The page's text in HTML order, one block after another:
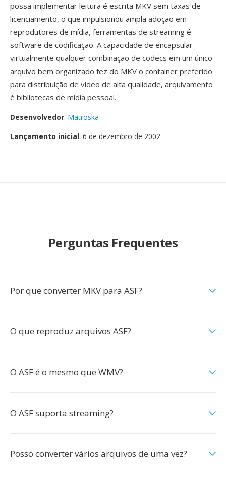
possa implementar leitura é escrita MKV sem taxas de
licenciamento, o que impulsionou ampla adoção em
reprodutores de mídia, ferramentas de streaming é
software de codificação. A capacidade de encapsular
virtualmente qualquer combinação de codecs em um único
arquivo bem organizado fez do MKV o container preferido
para distribuição de vídeo de alta qualidade, arquivamento
é bibliotecas de mídia pessoal.
Desenvolvedor: Matroska
Lançamento inicial: 6 de dezembro de 2002
Perguntas Frequentes
Por que converter MKV para ASF?
O que reproduz arquivos ASF?
O ASF é o mesmo que WMV?
O ASF suporta streaming?
Posso converter vários arquivos de uma vez?